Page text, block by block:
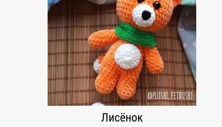
Лисёнок